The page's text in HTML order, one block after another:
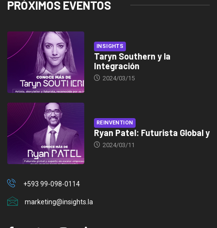
PRÓXIMOS EVENTOS
INSIGHTS
Taryn Southern y la
Integración
2024/03/15
REINVENTION
Ryan Patel: Futurista Global y
2024/03/11
+593 99-098-0114
marketing@insights.la